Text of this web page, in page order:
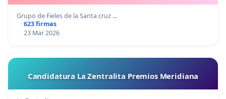
Grupo de Fieles de la Santa cruz …
623 firmas
23 Mar 2026
Candidatura La Zentralita Premios Meridiana